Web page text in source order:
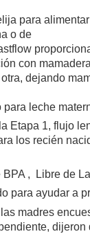
para
o de
con
dejando
para leche
Etapa 1, flujo
los recién
BPA , Libre de
para ayudar a
madres
dijeron